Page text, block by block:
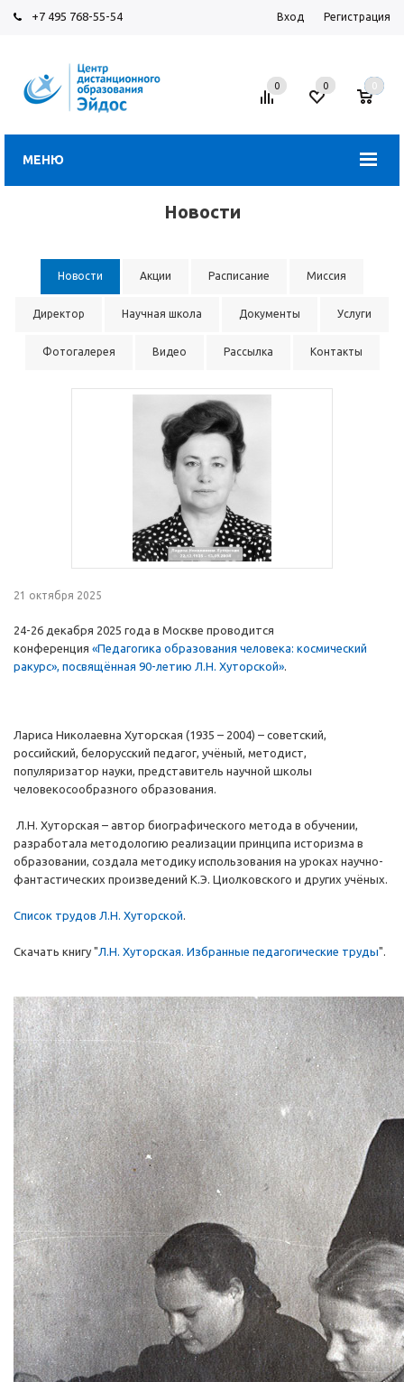
+7 495 768-55-54 Вход Регистрация
МЕНЮ
0 0 0
Новости
Новости Акции Расписание Миссия
Директор Научная школа Документы Услуги
Фотогалерея Видео Рассылка Контакты
21 октября 2025
24-26 декабря 2025 года в Москве проводится
конференция «Педагогика образования человека: космический
ракурс», посвящённая 90-летию Л.Н. Хуторской».
Лариса Николаевна Хуторская (1935 – 2004) – советский,
российский, белорусский педагог, учёный, методист,
популяризатор науки, представитель научной школы
человекосообразного образования.
Л.Н. Хуторская – автор биографического метода в обучении,
разработала методологию реализации принципа историзма в
образовании, создала методику использования на уроках научно-
фантастических произведений К.Э. Циолковского и других учёных.
Список трудов Л.Н. Хуторской.
Скачать книгу "Л.Н. Хуторская. Избранные педагогические труды".